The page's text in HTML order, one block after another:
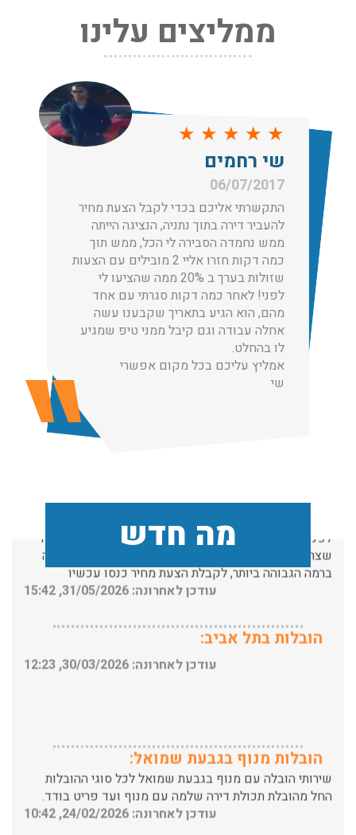
ממליצים עלינו
★
★
★
06/07/
אליכם בכדי לקבל הצעת מחיר
דירה בתוך נתניה, הנציגה הייתה
הסבירה לי הכל, ממש תוך
כמה דקות חזרו אליי 2 מובילים עם הצעות
שזולות בערך ב 20% ממה שהציעו לי
לאחר כמה דקות סגרתי עם אחד
הוא הגיע בתאריך שקבענו עשה
עבודה וגם קיבל ממני טיפ שמגיע
עליכם בכל מקום אפשרי
★
שי
מה חדש
לפני שמתבצעת ההובלה צריכים לדאוג לארוז את הכל כמו
שצריך! פורטל המובילים בישראל מציע לכם שירותי אריזה
ברמה הגבוהה ביותר, לקבלת הצעת מחיר כנסו עכשיו
הובלות בתל אביב:
הובלות מנוף בגבעת שמואל:
שירותי הובלה עם מנוף בגבעת שמואל לכל סוגי ההובלות
החל מהובלת תכולת דירה שלמה עם מנוף ועד פריט בודד.
עודכן לאחרונה: 24/02/2026, 10:42
הובלות מנוף בפרדס חנה:
העברת פריטים כבדים עם מנוף בפרדס חנה ואפשרות הובלת
לפני שמתבצעת ההובלה צריכים לדאוג לארוז את הכל כמו
שצריך! פורטל המובילים בישראל מציע לכם שירותי אריזה
ברמה הגבוהה ביותר, לקבלת הצעת מחיר כנסו עכשיו
עודכן לאחרונה: 30/03/2026, 12:23
שירותי הובלה עם מנוף בגבעת שמואל לכל סוגי ההובלות
החל מהובלת תכולת דירה שלמה עם מנוף ועד פריט בודד.
עודכן לאחרונה: 24/02/2026, 10:42